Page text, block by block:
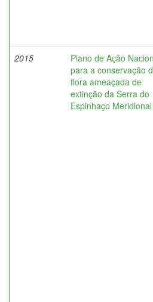
2015
Plano de Ação
para a conservação
flora ameaçada de
extinção da Serra do
Espinhaço Meridional